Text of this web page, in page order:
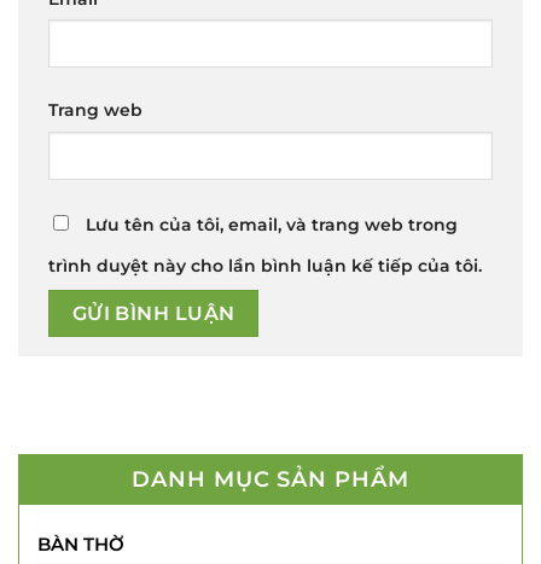
Trang web
Lưu tên của tôi, email, và trang web trong
trình duyệt này cho lần bình luận kế tiếp của tôi.
DANH MỤC SẢN PHẨM
BÀN THỜ